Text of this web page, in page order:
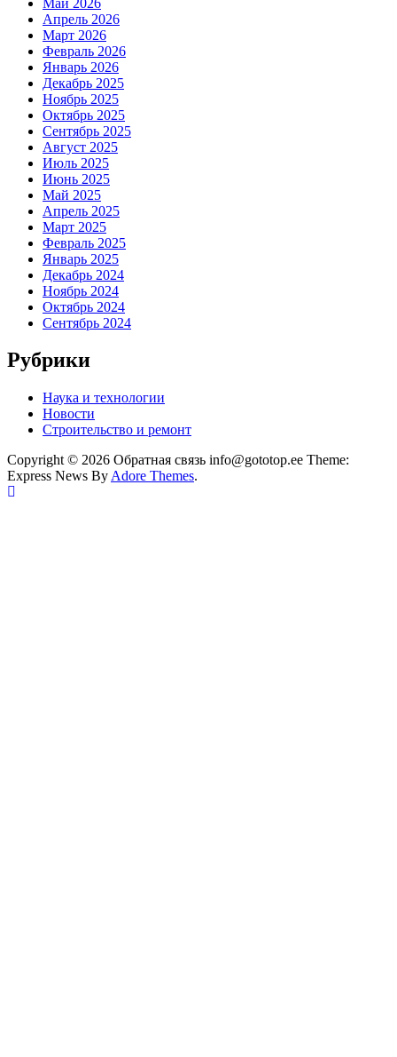
Апрель 2026
Март 2026
Февраль 2026
Январь 2026
Декабрь 2025
Ноябрь 2025
Октябрь 2025
Сентябрь 2025
Август 2025
Июль 2025
Июнь 2025
Май 2025
Апрель 2025
Март 2025
Февраль 2025
Январь 2025
Декабрь 2024
Ноябрь 2024
Октябрь 2024
Сентябрь 2024
Рубрики
Наука и технологии
Новости
Строительство и ремонт
Copyright © 2026 Обратная связь info@gototop.ee Theme:
Express News By Adore Themes.